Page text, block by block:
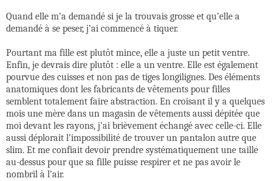
Quand elle m’a demandé si je la trouvais grosse et qu’elle a
demandé à se peser, j’ai commencé à tiquer.
Pourtant ma fille est plutôt mince, elle a juste un petit ventre.
Enfin, je devrais dire plutôt : elle a un ventre. Elle est également
pourvue des cuisses et non pas de tiges longilignes. Des éléments
anatomiques dont les fabricants de vêtements pour filles
semblent totalement faire abstraction. En croisant il y a quelques
mois une mère dans un magasin de vêtements aussi dépitée que
moi devant les rayons, j’ai brièvement échangé avec celle-ci. Elle
aussi déplorait l’impossibilité de trouver un pantalon autre que
slim. Et me confiait devoir prendre systématiquement une taille
au-dessus pour que sa fille puisse respirer et ne pas avoir le
nombril à l’air.